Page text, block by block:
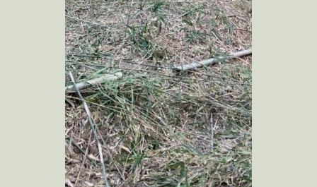
kobayashi studio takashima studio